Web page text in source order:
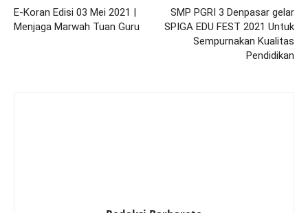
E-Koran Edisi 03 Mei 2021 |
Menjaga Marwah Tuan Guru
SMP PGRI 3 Denpasar gelar
SPIGA EDU FEST 2021 Untuk
Sempurnakan Kualitas
Pendidikan